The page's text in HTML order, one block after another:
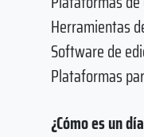
Herramientas
Software de
Plataformas
¿Cómo es un